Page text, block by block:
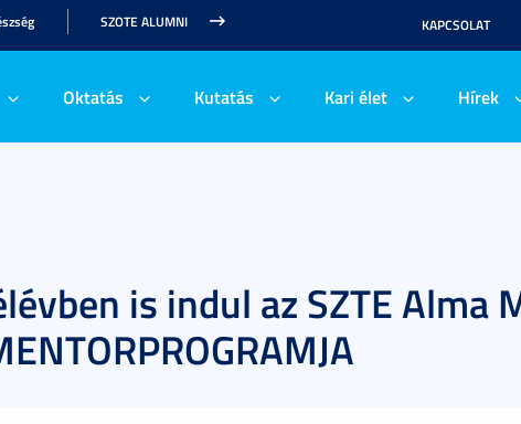
SZOTE ALUMNI KAPCSOLAT
Oktatás Kutatás Kari élet Hírek
is indul az SZTE Alma